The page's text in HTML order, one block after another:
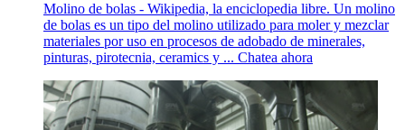
Molino de bolas - Wikipedia, la enciclopedia libre. Un molino
de bolas es un tipo del molino utilizado para moler y mezclar
materiales por uso en procesos de adobado de minerales,
pinturas, pirotecnia, ceramics y ... Chatea ahora